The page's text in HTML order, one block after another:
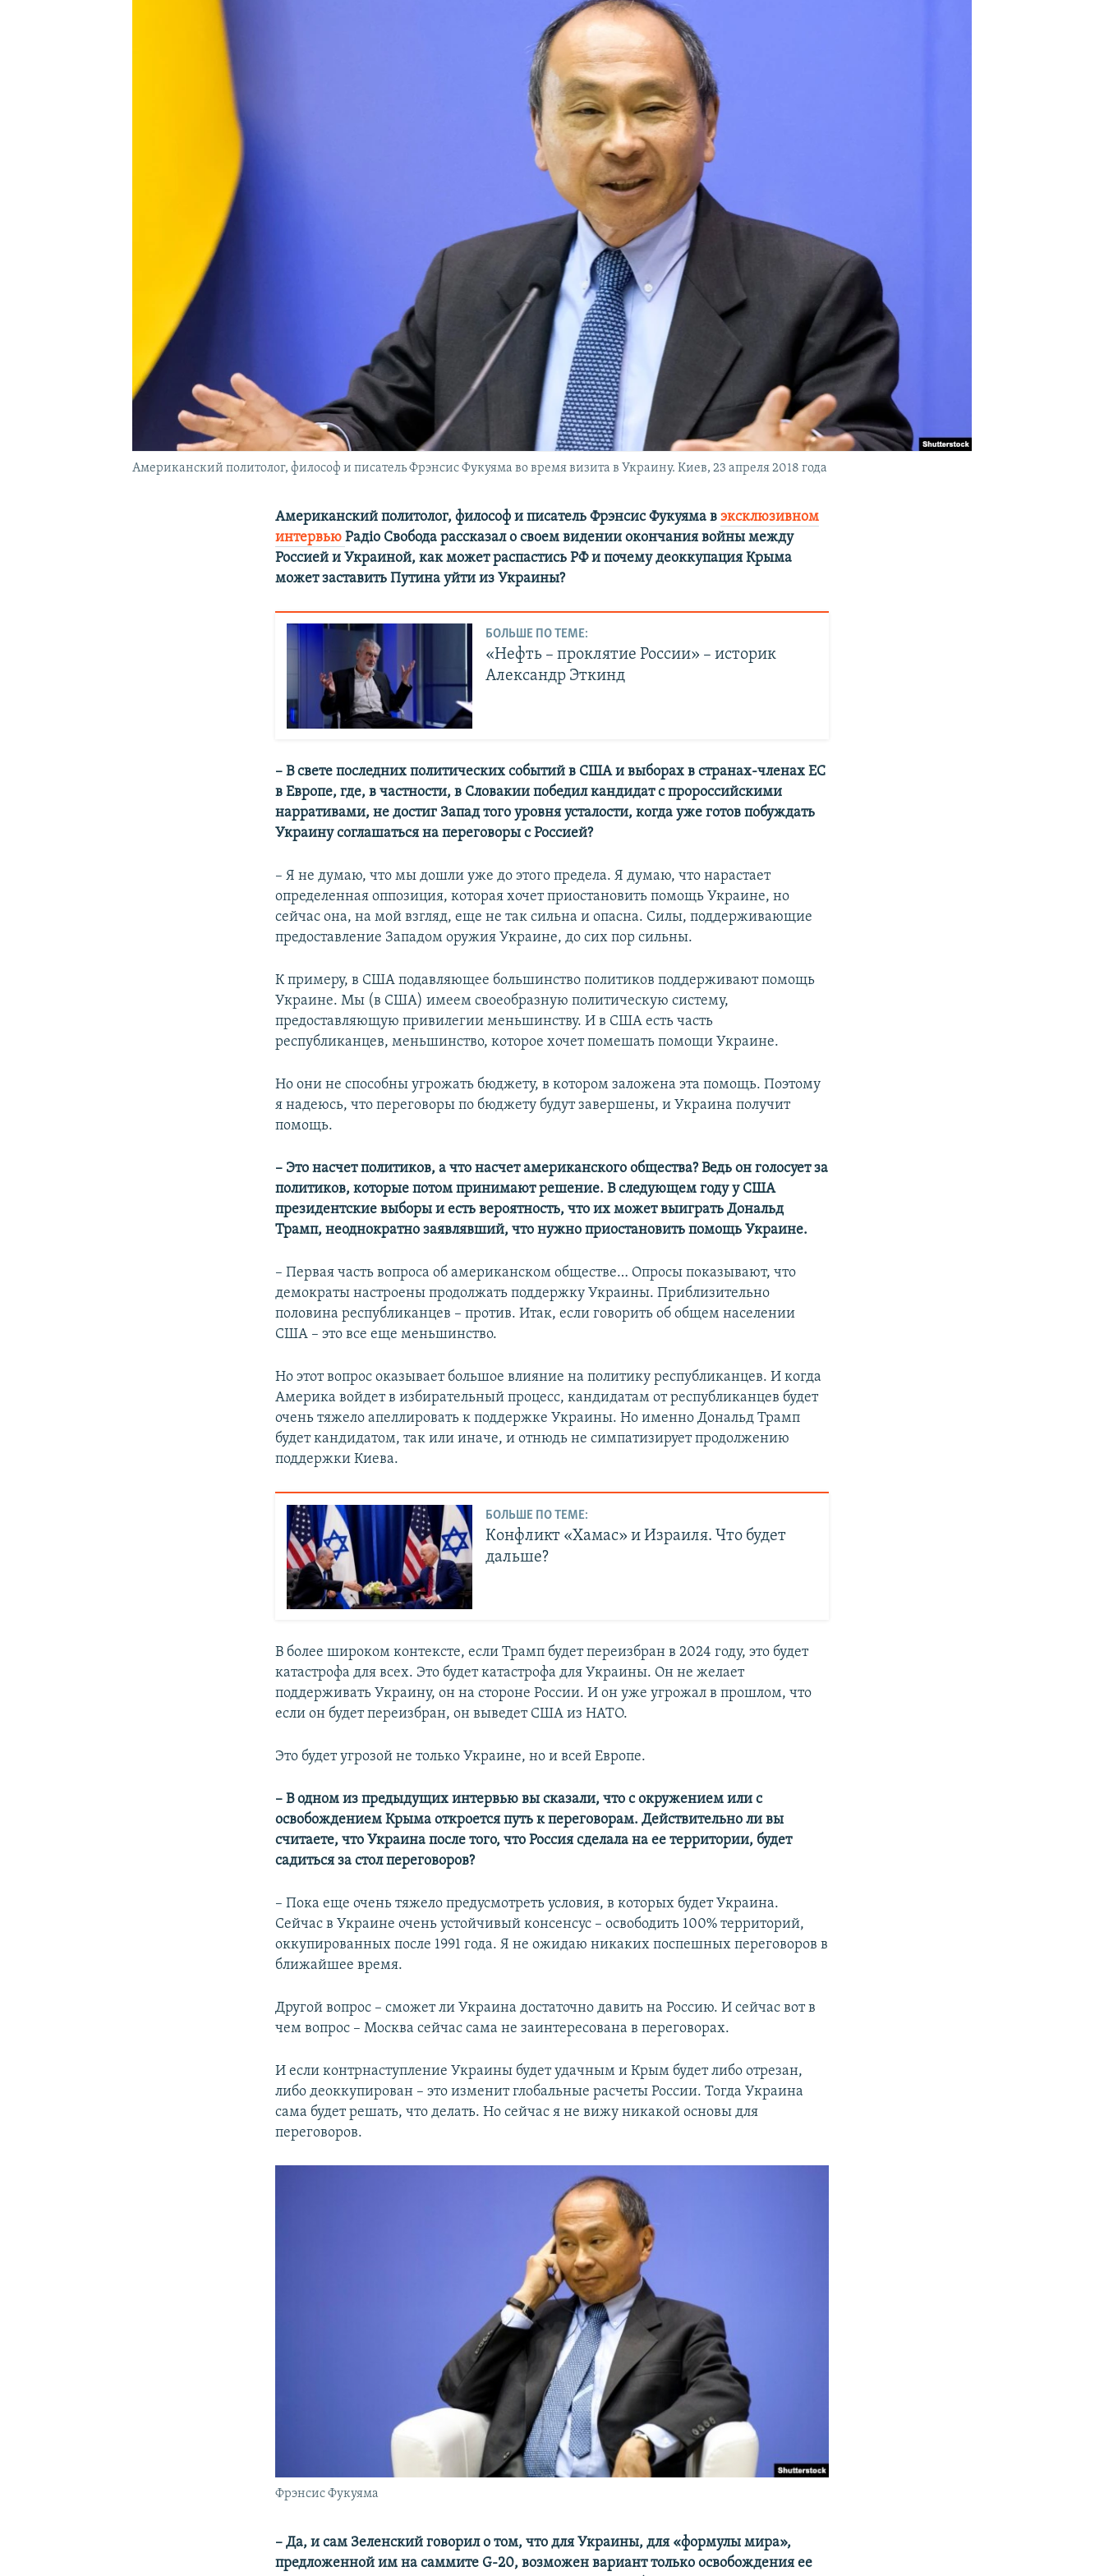
Американский политолог, философ и писатель Фрэнсис Фукуяма во время визита в Украину. Киев, 23 апреля 2018 года
Американский политолог, философ и писатель Фрэнсис Фукуяма вэксклюзивном
интервьюРадіо Свобода рассказал о своем видении окончания войны между
Россией и Украиной, как может распастись РФ и почему деоккупация Крыма
может заставить Путина уйти из Украины?
БОЛЬШЕ ПО ТЕМЕ:
«Нефть – проклятие России» – историк
Александр Эткинд
–В свете последних политических событий в США и выборах в странах-членах ЕС
в Европе, где, в частности, в Словакии победил кандидат с пророссийскими
нарративами, не достиг Запад того уровня усталости, когда уже готов побуждать
Украину соглашаться на переговоры с Россией?
– Я не думаю, что мы дошли уже до этого предела. Я думаю, что нарастает
определенная оппозиция, которая хочет приостановить помощь Украине, но
сейчас она, на мой взгляд, еще не так сильна и опасна. Силы, поддерживающие
предоставление Западом оружия Украине, до сих пор сильны.
К примеру, в США подавляющее большинство политиков поддерживают помощь
Украине. Мы (в США) имеем своеобразную политическую систему,
предоставляющую привилегии меньшинству. И в США есть часть
республиканцев, меньшинство, которое хочет помешать помощи Украине.
Но они не способны угрожать бюджету, в котором заложена эта помощь. Поэтому
я надеюсь, что переговоры по бюджету будут завершены, и Украина получит
помощь.
– Это насчет политиков, а что насчет американского общества? Ведь он голосует за
политиков, которые потом принимают решение. В следующем году у США
президентские выборы и есть вероятность, что их может выиграть Дональд
Трамп, неоднократно заявлявший, что нужно приостановить помощь Украине.
– Первая часть вопроса об американском обществе… Опросы показывают, что
демократы настроены продолжать поддержку Украины. Приблизительно
половина республиканцев – против. Итак, если говорить об общем населении
США – это все еще меньшинство.
Но этот вопрос оказывает большое влияние на политику республиканцев. И когда
Америка войдет в избирательный процесс, кандидатам от республиканцев будет
очень тяжело апеллировать к поддержке Украины. Но именно Дональд Трамп
будет кандидатом, так или иначе, и отнюдь не симпатизирует продолжению
поддержки Киева.
БОЛЬШЕ ПО ТЕМЕ:
Конфликт «Хамас» и Израиля. Что будет
дальше?
В более широком контексте, если Трамп будет переизбран в 2024 году, это будет
катастрофа для всех. Это будет катастрофа для Украины. Он не желает
поддерживать Украину, он на стороне России. И он уже угрожал в прошлом, что
если он будет переизбран, он выведет США из НАТО.
Это будет угрозой не только Украине, но и всей Европе.
– В одном из предыдущих интервью вы сказали, что с окружением или с
освобождением Крыма откроется путь к переговорам. Действительно ли вы
считаете, что Украина после того, что Россия сделала на ее территории, будет
садиться за стол переговоров?
– Пока еще очень тяжело предусмотреть условия, в которых будет Украина.
Сейчас в Украине очень устойчивый консенсус – освободить 100% территорий,
оккупированных после 1991 года. Я не ожидаю никаких поспешных переговоров в
ближайшее время.
Другой вопрос – сможет ли Украина достаточно давить на Россию. И сейчас вот в
чем вопрос – Москва сейчас сама не заинтересована в переговорах.
И если контрнаступление Украины будет удачным и Крым будет либо отрезан,
либо деоккупирован – это изменит глобальные расчеты России. Тогда Украина
сама будет решать, что делать. Но сейчас я не вижу никакой основы для
переговоров.
Фрэнсис Фукуяма
– Да, и сам Зеленский говорил о том, что для Украины, для «формулы мира»,
предложенной им на саммите G-20, возможен вариант только освобождения ее